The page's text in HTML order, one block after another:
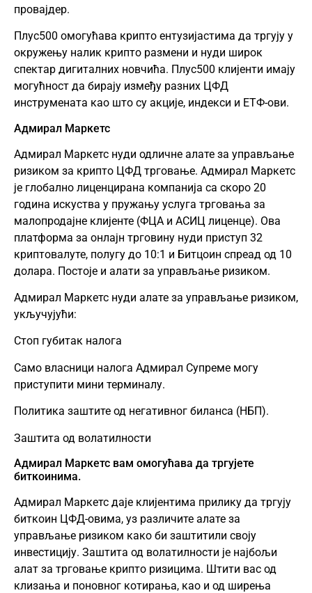
провајдер.
Плус500 омогућава крипто ентузијастима да тргују у
окружењу налик крипто размени и нуди широк
спектар дигиталних новчића. Плус500 клијенти имају
могућност да бирају између разних ЦФД
инструмената као што су акције, индекси и ЕТФ-ови.
Адмирал Маркетс
Адмирал Маркетс нуди одличне алате за управљање
ризиком за крипто ЦФД трговање. Адмирал Маркетс
је глобално лиценцирана компанија са скоро 20
година искуства у пружању услуга трговања за
малопродајне клијенте (ФЦА и АСИЦ лиценце). Ова
платформа за онлајн трговину нуди приступ 32
криптовалуте, полугу до 10:1 и Битцоин спреад од 10
долара. Постоје и алати за управљање ризиком.
Адмирал Маркетс нуди алате за управљање ризиком,
укључујући:
Стоп губитак налога
Само власници налога Адмирал Супреме могу
приступити мини терминалу.
Политика заштите од негативног биланса (НБП).
Заштита од волатилности
Адмирал Маркетс вам омогућава да тргујете
биткоинима.
Адмирал Маркетс даје клијентима прилику да тргују
биткоин ЦФД-овима, уз различите алате за
управљање ризиком како би заштитили своју
инвестицију. Заштита од волатилности је најбољи
алат за трговање крипто ризицима. Штити вас од
клизања и поновног котирања, као и од ширења